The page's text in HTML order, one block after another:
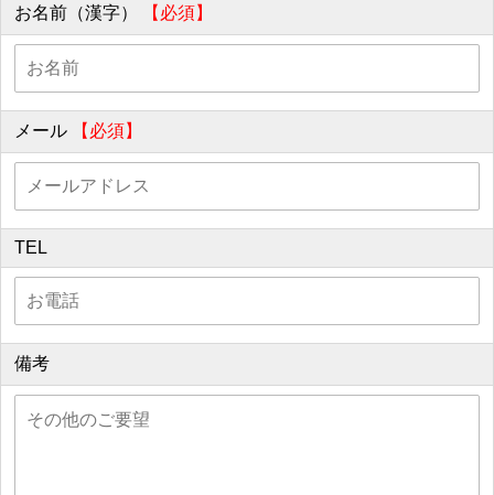
お名前（漢字） 【必須】
メール 【必須】
TEL
備考